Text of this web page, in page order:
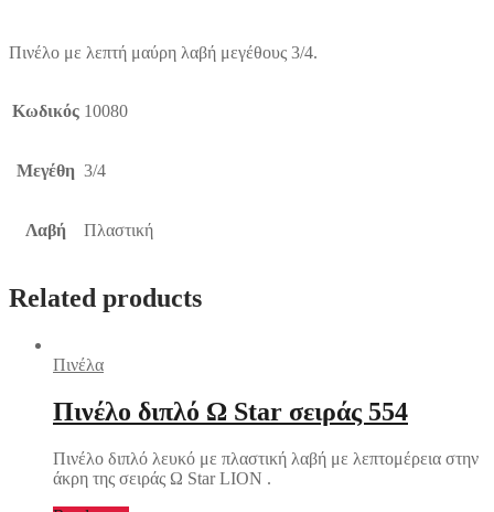
Πινέλο με λεπτή μαύρη λαβή μεγέθους 3/4.
Κωδικός 10080
Μεγέθη 3/4
Λαβή Πλαστική
Related products
Πινέλα
Πινέλο διπλό Ω Star σειράς 554
Πινέλο διπλό λευκό με πλαστική λαβή με λεπτομέρεια στην
άκρη της σειράς Ω Star LION .